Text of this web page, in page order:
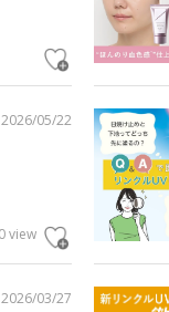
2026/05/22
0 view
2026/03/27